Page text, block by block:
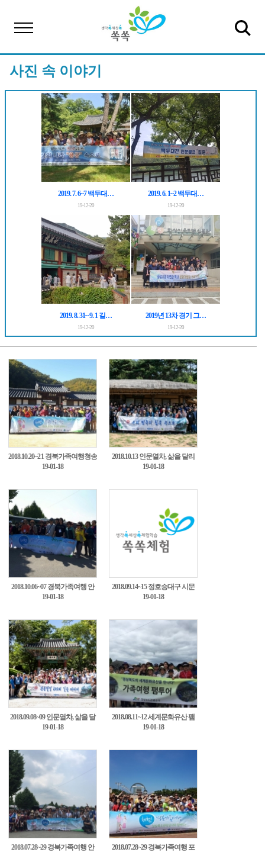
사진 속 이야기
2019. 7. 6~7 백두대…
19-12-20
2019. 6. 1~2 백두대…
19-12-20
2019. 8. 31~ 9. 1 길…
19-12-20
2019년 13차 경기 그…
19-12-20
2018.10.20~21 경북가족여행청송
2차0
19-01-18
2018.10.13 인문열차, 삶을 달리
다 7차탐방1
19-01-18
2018.10.06~07 경북가족여행 안
동3차2
19-01-18
2018.09.14~15 정호승대구 시문
학투어3
19-01-18
2018.09.08~09 인문열차, 삶을 달
리다 6차탐방4
19-01-18
2018.08.11~12 세계문화유산 팸
투어 영주, 안동5
19-01-18
2018.07.28~29 경북가족여행 안
2018.07.28~29 경북가족여행 포